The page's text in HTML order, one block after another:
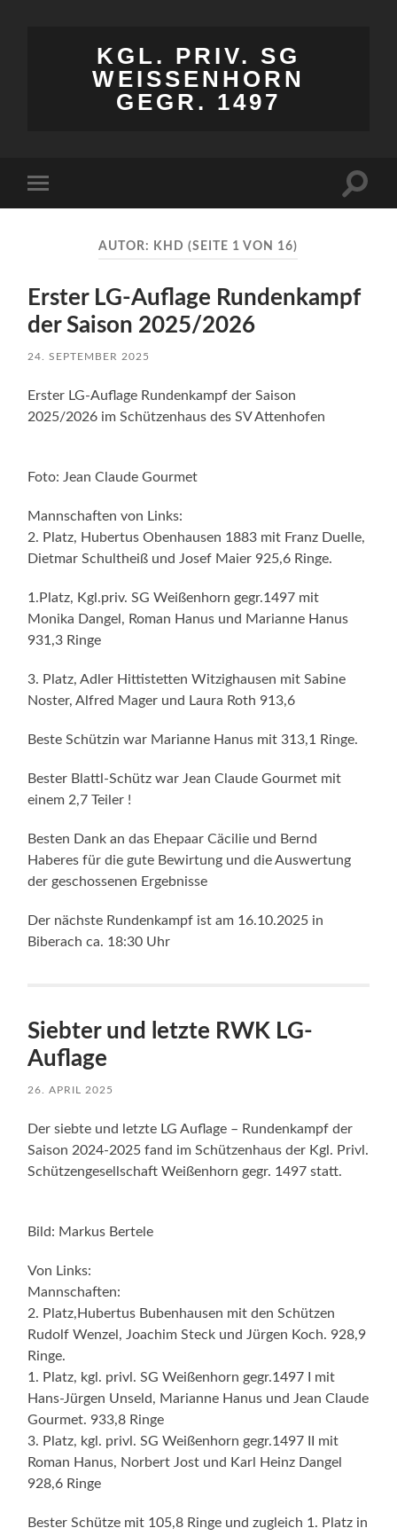
KGL. PRIV. SG
WEISSENHORN
GEGR. 1497
Menü
AUTOR: KHD (SEITE 1 VON 16)
Erster LG-Auflage Rundenkampf
der Saison 2025/2026
24. SEPTEMBER 2025
Erster LG-Auflage Rundenkampf der Saison
2025/2026 im Schützenhaus des SV Attenhofen
Foto: Jean Claude Gourmet
Mannschaften von Links:
2. Platz, Hubertus Obenhausen 1883 mit Franz Duelle,
Dietmar Schultheiß und Josef Maier 925,6 Ringe.
1.Platz, Kgl.priv. SG Weißenhorn gegr.1497 mit
Monika Dangel, Roman Hanus und Marianne Hanus
931,3 Ringe
3. Platz, Adler Hittistetten Witzighausen mit Sabine
Noster, Alfred Mager und Laura Roth 913,6
Beste Schützin war Marianne Hanus mit 313,1 Ringe.
Bester Blattl-Schütz war Jean Claude Gourmet mit
einem 2,7 Teiler !
Besten Dank an das Ehepaar Cäcilie und Bernd
Haberes für die gute Bewirtung und die Auswertung
der geschossenen Ergebnisse
Der nächste Rundenkampf ist am 16.10.2025 in
Biberach ca. 18:30 Uhr
Siebter und letzte RWK LG-
Auflage
26. APRIL 2025
Der siebte und letzte LG Auflage – Rundenkampf der
Saison 2024-2025 fand im Schützenhaus der Kgl. Privl.
Schützengesellschaft Weißenhorn gegr. 1497 statt.
Bild: Markus Bertele
Von Links:
Mannschaften:
2. Platz,Hubertus Bubenhausen mit den Schützen
Rudolf Wenzel, Joachim Steck und Jürgen Koch. 928,9
Ringe.
1. Platz, kgl. privl. SG Weißenhorn gegr.1497 I mit
Hans-Jürgen Unseld, Marianne Hanus und Jean Claude
Gourmet. 933,8 Ringe
3. Platz, kgl. privl. SG Weißenhorn gegr.1497 II mit
Roman Hanus, Norbert Jost und Karl Heinz Dangel
928,6 Ringe
Bester Schütze mit 105,8 Ringe und zugleich 1. Platz in